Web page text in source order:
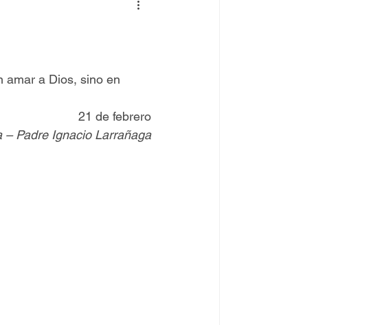
amar a Dios, sino en
21 de febrero
– Padre Ignacio Larrañaga